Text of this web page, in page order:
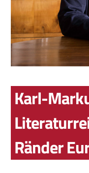
Karl-
Ränder